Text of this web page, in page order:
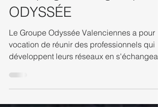
compagnie du groupe
ODYSSÉE
Le Groupe Odyssée Valenciennes a pour
vocation de réunir des professionnels qui
développent leurs réseaux en